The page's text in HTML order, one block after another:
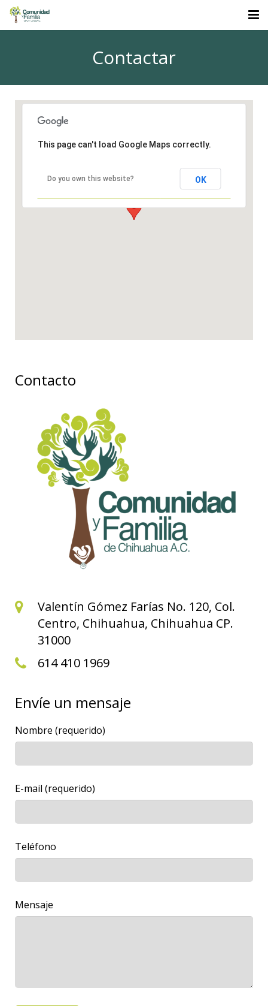
Galería
Donaciones
Contactar
This page can't load Google Maps correctly.
Do you own this website? OK
Contacto
Valentín Gómez Farías No. 120, Col.
Centro, Chihuahua, Chihuahua CP.
31000
614 410 1969
Envíe un mensaje
Nombre (requerido)
E-mail (requerido)
Teléfono
Mensaje